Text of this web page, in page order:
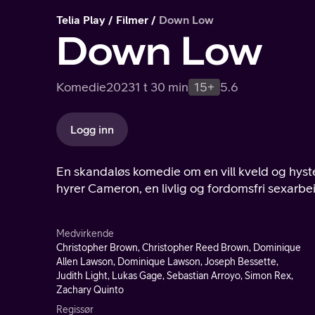
Telia Play Filmer Down Low
Down Low
Komedie20231 t 30 min 15+ 5.6
Logg inn
En skandaløs komedie om en vill kveld og
hyrer Cameron, en livlig og fordomsfri
Medvirkende
Christopher Brown, Christopher Reed Brown, Dominique
Allen Lawson, Dominique Lawson, Joseph Bessette,
Judith Light, Lukas Gage, Sebastian Arroyo, Simon Rex,
Zachary Quinto
Regissør